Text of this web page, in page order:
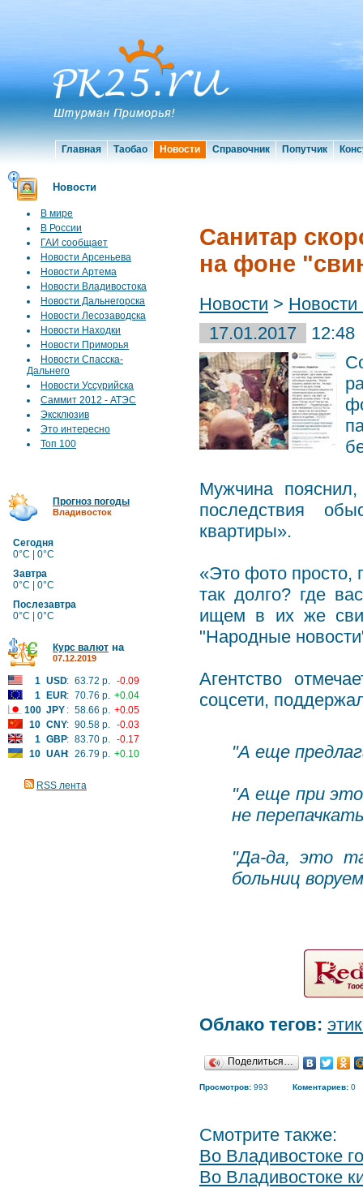
Главная Таобао Новости Справочник Попутчик
Новости
В мире
В России
ГАИ сообщает
Новости Арсеньева
Новости Артема
Новости Владивостока
Новости Дальнегорска
Новости Лесозаводска
Новости Находки
Новости Приморья
Новости Спасска-
Дальнего
Новости Уссурийска
Саммит 2012 - АТЭС
Эксклюзив
Это интересно
Топ 100
Прогноз погоды
Владивосток
Сегодня
0°C | 0°C
Завтра
0°C | 0°C
Послезавтра
0°C | 0°C
Курс валют на
07.12.2019
1 USD: 63.72 р. -0.09
1
EUR: 70.76 р. +0.04
100 JPY : 58.66 р. +0.05
10 CNY: 90.58 р. -0.03
1 GBP: 83.70 р. -0.17
10 UAH: 26.79 р. +0.10
RSS лента
Санитар
на фоне
Новости > Новости
17.01.2017
12:48
Мужчина
последствия
квартиры».
«Это фото просто,
так долго? где
ищем в их же
"Народные
Агентство
соцсети,
"А еще
"А еще при
не
"Да-да, это
больниц
Облако тегов:
Поделиться…
Просмотров: 993 Коментариев: 0
Смотрите также:
Во Владивостоке
Во Владивостоке